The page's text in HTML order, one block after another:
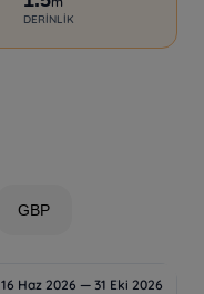
DERINLIK
GBP
16 Haz 2026 — 31 Eki 2026